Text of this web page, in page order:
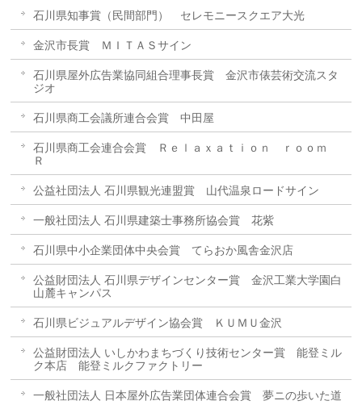
石川県知事賞（民間部門） セレモニースクエア大光
金沢市長賞 ＭＩＴＡＳサイン
石川県屋外広告業協同組合理事長賞 金沢市俵芸術交流スタ
ジオ
石川県商工会議所連合会賞 中田屋
石川県商工会連合会賞 Ｒｅｌａｘａｔｉｏｎ ｒｏｏｍ
Ｒ
公益社団法人 石川県観光連盟賞 山代温泉ロードサイン
一般社団法人 石川県建築士事務所協会賞 花紫
石川県中小企業団体中央会賞 てらおか風舎金沢店
公益財団法人 石川県デザインセンター賞 金沢工業大学園白
山麓キャンパス
石川県ビジュアルデザイン協会賞 ＫＵＭＵ金沢
公益財団法人 いしかわまちづくり技術センター賞 能登ミル
ク本店 能登ミルクファクトリー
一般社団法人 日本屋外広告業団体連合会賞 夢ニの歩いた道